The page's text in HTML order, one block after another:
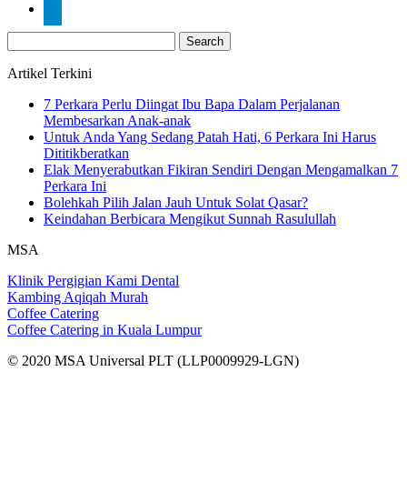
for:
Artikel Terkini
7 Perkara Perlu Diingat Ibu Bapa Dalam Perjalanan
Membesarkan Anak-anak
Untuk Anda Yang Sedang Patah Hati, 6 Perkara Ini Harus
Dititikberatkan
Elak Menyerabutkan Fikiran Sendiri Dengan Mengamalkan 7
Perkara Ini
Bolehkah Pilih Jalan Jauh Untuk Solat Qasar?
Keindahan Berbicara Mengikut Sunnah Rasulullah
MSA
Klinik Pergigian Kami Dental
Kambing Aqiqah Murah
Coffee Catering
Coffee Catering in Kuala Lumpur
© 2020 MSA Universal PLT (LLP0009929-LGN)